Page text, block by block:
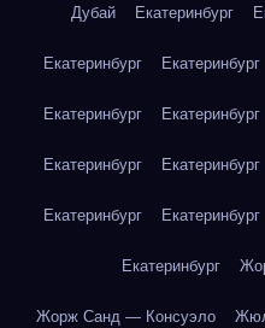
Дубай Екатеринбург
Екатеринбург Екатеринбург
Екатеринбург Екатеринбург
Екатеринбург Екатеринбург
Екатеринбург Екатеринбург
Екатеринбург
Жорж Санд — Консуэло